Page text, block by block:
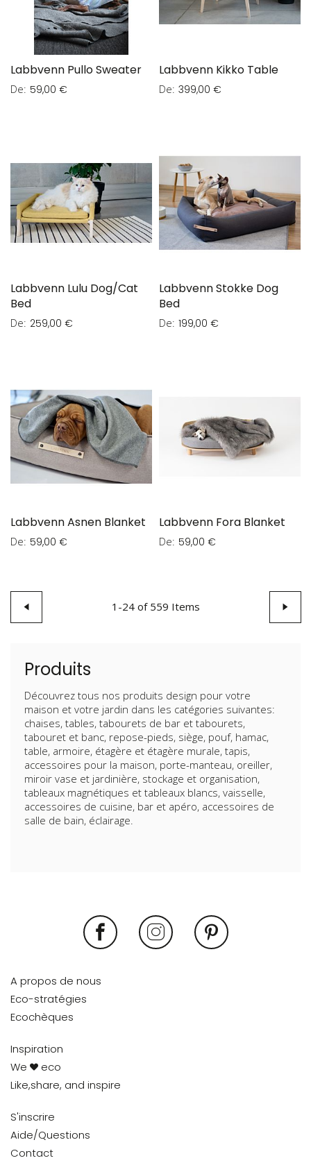
Labbvenn Pullo Sweater
De 59,00 €
Labbvenn Kikko Table
De 399,00 €
Labbvenn Lulu Dog/Cat
Bed
De 259,00 €
Labbvenn Stokke Dog
Bed
De 199,00 €
Labbvenn Asnen Blanket
De 59,00 €
Labbvenn Fora Blanket
De 59,00 €
Page
1 -24of 559 Items
Produits
Découvrez tous nos produits design pour votre
maison et votre jardin dans les catégories suivantes:
chaises, tables, tabourets de bar et tabourets,
tabouret et banc, repose-pieds, siège, pouf, hamac,
table, armoire, étagère et étagère murale, tapis,
accessoires pour la maison, porte-manteau, oreiller,
miroir vase et jardinière, stockage et organisation,
tableaux magnétiques et tableaux blancs, vaisselle,
accessoires de cuisine, bar et apéro, accessoires de
salle de bain, éclairage.
A propos de nous
Eco-stratégies
Ecochèques
Inspiration
We
eco
Like,share, and inspire
S'inscrire
Aide/Questions
Contact